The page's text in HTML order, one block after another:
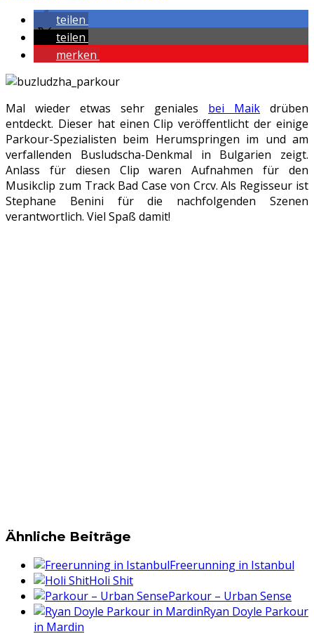
teilen
teilen
merken
Mal wieder etwas sehr geniales bei Maik drüben
entdeckt. Dieser hat einen Clip veröffentlicht der einige
Parkour-Spezialisten beim Herumspringen im und am
verfallenden Busludscha-Denkmal in Bulgarien zeigt.
Anlass für diesen Clip waren Aufnahmen für den
Musikclip zum Track Bad Case von Crcv. Als Regisseur ist
Stephane Benini für die nachfolgenden Szenen
verantwortlich. Viel Spaß damit!
Ähnliche Beiträge
Freerunning in Istanbul
Holi Shit
Parkour – Urban Sense
Ryan Doyle Parkour
in Mardin